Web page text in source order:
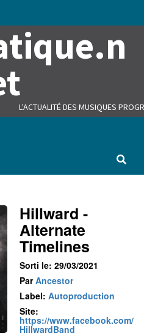
L'ACTUALITÉ DES MUSIQUES
Hillward -
Alternate
Timelines
Sorti le: 29/03/2021
ParAncestor
Label: Autoproduction
Site:
https://www.facebook.com/
HillwardBand